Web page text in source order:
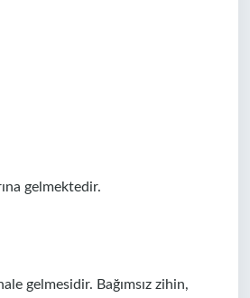
gelmektedir.
gelmesidir. Bağımsız zihin,